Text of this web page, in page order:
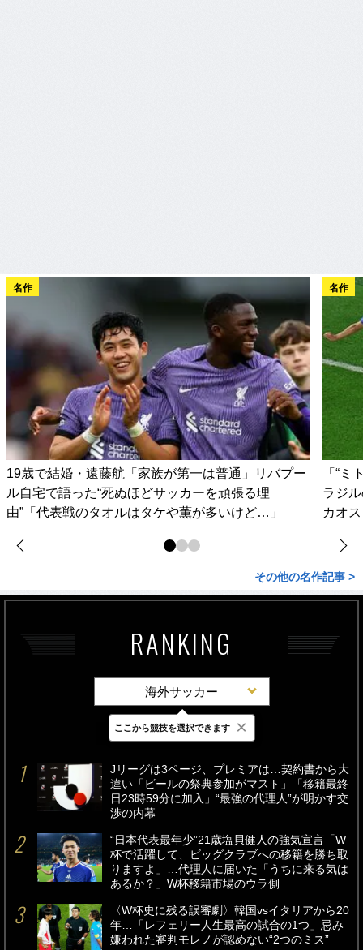
名作
19歳で結婚・遠藤航「家族が第一は普通」リバプー
ル自宅で語った“死ぬほどサッカーを頑張る理
由”「代表戦のタオルはタケや薫が多いけど…」
名作
「“
ラジ
カオ
その他の名作記事 >
RANKING
海外サッカー
最新 24時間 週間
Jリーグは3ページ、プレミアは…契約書から大
違い「ビールの祭典参加がマスト」「移籍最終
日23時59分に加入」“最強の代理人”が明かす交
渉の内幕
“日本代表最年少”21歳塩貝健人の強気宣言「W
杯で活躍して、ビッグクラブへの移籍を勝ち取
りますよ」…代理人に届いた「うちに来る気は
あるか？」W杯移籍市場のウラ側
〈W杯史に残る誤審劇〉韓国vsイタリアから20
年…「レフェリー人生最高の試合の1つ」忌み
嫌われた審判モレノが認めない“2つのミス”
ここから競技を選択できます ×